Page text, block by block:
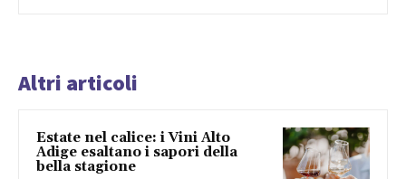
Altri articoli
Estate nel calice: i Vini Alto
Adige esaltano i sapori della
bella stagione